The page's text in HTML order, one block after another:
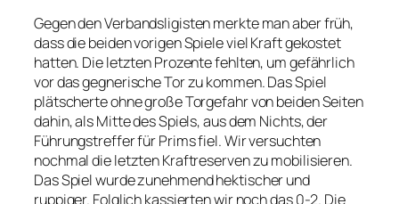
Gegen den Verbandsligisten merkte man aber früh,
dass die beiden vorigen Spiele viel Kraft gekostet
hatten. Die letzten Prozente fehlten, um gefährlich
vor das gegnerische Tor zu kommen. Das Spiel
plätscherte ohne große Torgefahr von beiden Seiten
dahin, als Mitte des Spiels, aus dem Nichts, der
Führungstreffer für Prims fiel. Wir versuchten
nochmal die letzten Kraftreserven zu mobilisieren.
Das Spiel wurde zunehmend hektischer und
ruppiger. Folglich kassierten wir noch das 0-2. Die